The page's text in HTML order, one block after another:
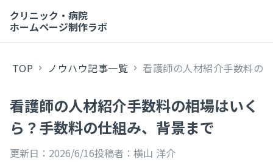
クリニック・病院
ホームページ制作ラボ
TOP keyboard_arrow_right ノウハウ記事一覧 keyboard_arrow_right 看護師の人材紹介手数料の
看護師の人材紹介手数料の相場はいく
ら？手数料の仕組み、背景まで
更新日： 2026/6/16投稿者： 横山 洋介